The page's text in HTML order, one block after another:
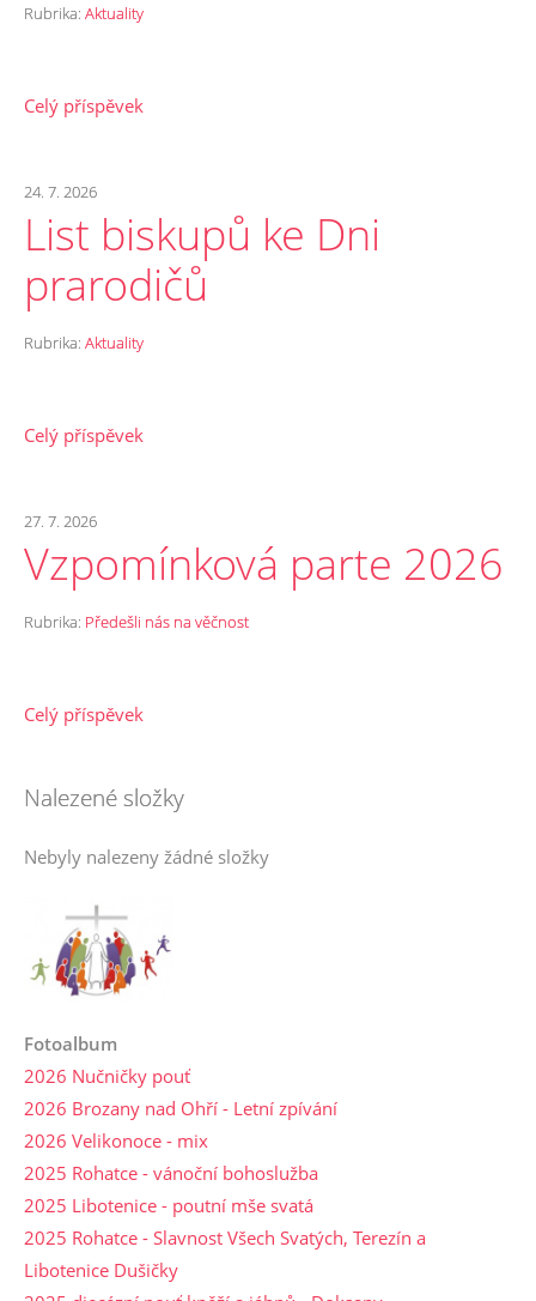
Rubrika: Aktuality
Celý příspěvek
24. 7. 2026
List biskupů ke Dni
prarodičů
Rubrika: Aktuality
Celý příspěvek
27. 7. 2026
Vzpomínková parte 2026
Rubrika: Předešli nás na věčnost
Celý příspěvek
Nalezené složky
Nebyly nalezeny žádné složky
Fotoalbum
2026 Nučničky pouť
2026 Brozany nad Ohří - Letní zpívání
2026 Velikonoce - mix
2025 Rohatce - vánoční bohoslužba
2025 Libotenice - poutní mše svatá
2025 Rohatce - Slavnost Všech Svatých, Terezín a
Libotenice Dušičky